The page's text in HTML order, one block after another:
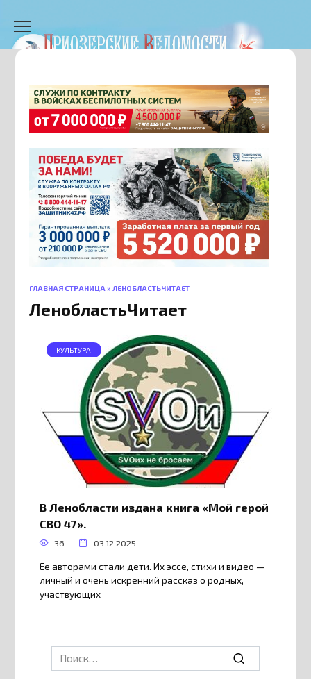
содержанию
ГЛАВНАЯ СТРАНИЦА »ЛЕНОБЛАСТЬЧИТАЕТ
ЛенобластьЧитает
КУЛЬТУРА
В Ленобласти издана книга «Мой герой
СВО 47».
36 03.12.2025
Ее авторами стали дети. Их эссе, стихи и видео —
личный и очень искренний рассказ о родных,
участвующих
Search
for: